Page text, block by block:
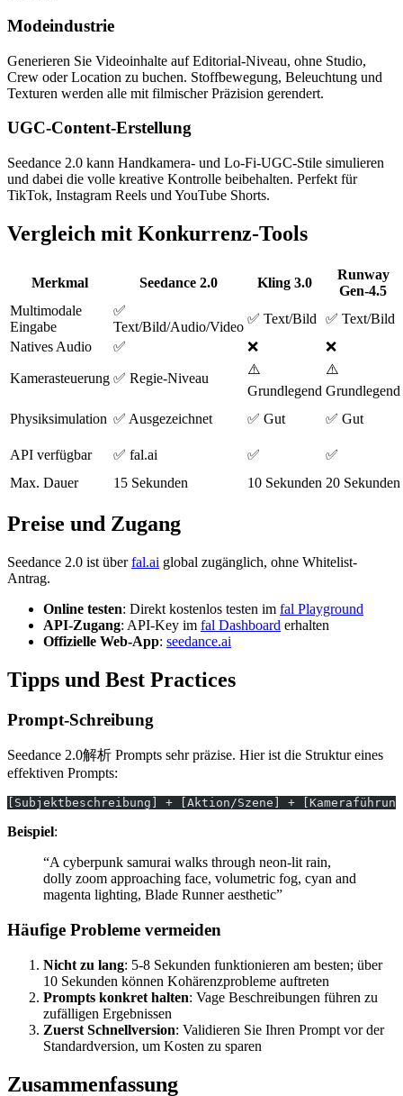
Modeindustrie
Generieren Sie Videoinhalte auf Editorial-Niveau, ohne Studio,
Crew oder Location zu buchen. Stoffbewegung, Beleuchtung und
Texturen werden alle mit filmischer Präzision gerendert.
UGC-Content-Erstellung
Seedance 2.0 kann Handkamera- und Lo-Fi-UGC-Stile simulieren
und dabei die volle kreative Kontrolle beibehalten. Perfekt für
TikTok, Instagram Reels und YouTube Shorts.
Vergleich mit Konkurrenz-Tools
Merkmal Seedance 2.0 Kling 3.0
Runway
Gen-4.5
Multimodale
Eingabe
✅
Text/Bild/Audio/Video
✅ Text/Bild
✅ Text/Bild
Natives Audio
✅ ❌ ❌
Kamerasteuerung ✅ Regie-Niveau
⚠️
Grundlegend
⚠️
Grundlegend
Physiksimulation ✅ Ausgezeichnet ✅ Gut ✅ Gut
API verfügbar ✅ fal.ai ✅
✅
Max. Dauer
15 Sekunden 10 Sekunden 20 Sekunden
Preise und Zugang
Seedance 2.0 ist überfal.ai global zugänglich, ohne Whitelist-
Antrag.
Online testen: Direkt kostenlos testen im fal Playground
API-Zugang: API-Key im fal Dashboard erhalten
Offizielle Web-App: seedance.ai
Tipps und Best Practices
Prompt-Schreibung
Seedance 2.0解析 Prompts sehr präzise. Hier ist die Struktur eines
effektiven Prompts:
[Subjektbeschreibung] + [Aktion/Szene] +
Beispiel:
“A cyberpunk samurai walks through neon-lit rain,
dolly zoom approaching face, volumetric fog, cyan and
magenta lighting, Blade Runner aesthetic”
Häufige Probleme vermeiden
Nicht zu lang: 5-8 Sekunden funktionieren am besten; über
10 Sekunden können Kohärenzprobleme auftreten
Prompts konkret halten: Vage Beschreibungen führen zu
zufälligen Ergebnissen
Zuerst Schnellversion: Validieren Sie Ihren Prompt vor der
Standardversion, um Kosten zu sparen
Zusammenfassung